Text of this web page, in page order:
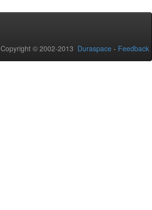
Copyright © 2002-2013 Duraspace - Feedback